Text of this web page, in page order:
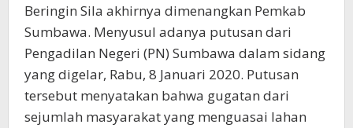
Beringin Sila akhirnya dimenangkan Pemkab
Sumbawa. Menyusul adanya putusan dari
Pengadilan Negeri (PN) Sumbawa dalam sidang
yang digelar, Rabu, 8 Januari 2020. Putusan
tersebut menyatakan bahwa gugatan dari
sejumlah masyarakat yang menguasai lahan